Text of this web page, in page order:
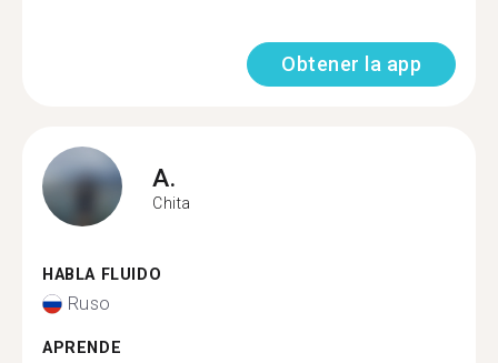
Obtener la app
A.
Chita
HABLA FLUIDO
Ruso
APRENDE